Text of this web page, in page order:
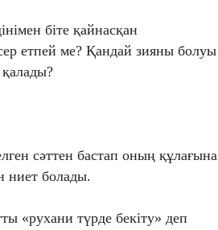
біте қайнасқан
етпей ме? Қандай зияны болуы
сәттен бастап оның құлағына
ниет болады.
«рухани түрде бекіту» деп